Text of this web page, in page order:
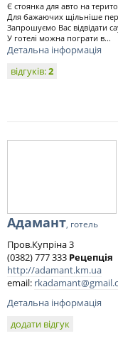
Є стоянка для авто на
Для бажаючих щільніше
Запрошуємо Вас відвідати
У готелі можна пограти в...
Детальна інформація
відгуків:2
Адамант, готель
Пров.Купріна 3
(0382) 777 333 Рецепція
http://adamant.km.ua
email:
Детальна інформація
додати відгук